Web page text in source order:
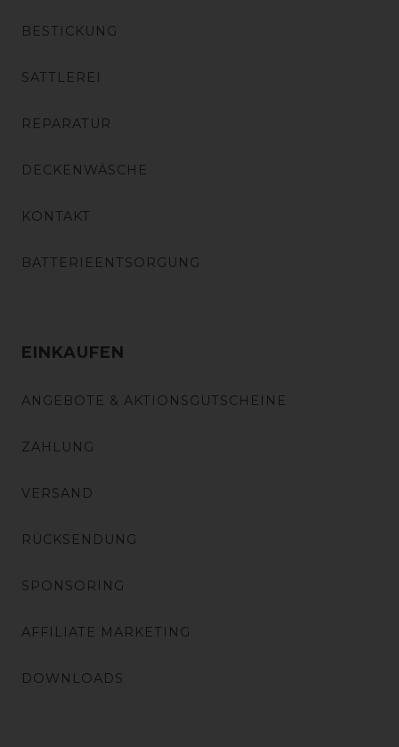
BESTICKUNG
SATTLEREI
REPARATUR
DECKENWÄSCHE
KONTAKT
BATTERIEENTSORGUNG
EINKAUFEN
ANGEBOTE & AKTIONSGUTSCHEINE
ZAHLUNG
VERSAND
RÜCKSENDUNG
SPONSORING
AFFILIATE MARKETING
DOWNLOADS